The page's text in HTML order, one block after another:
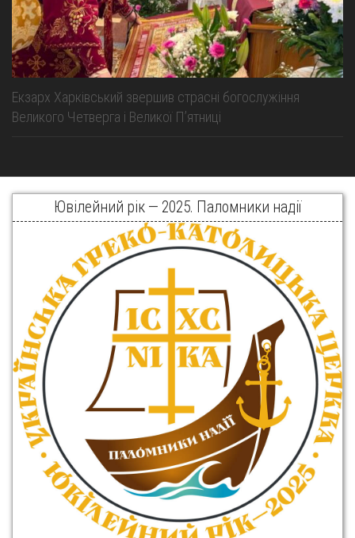
Екзарх Харківський звершив страсні богослужіння
Великого Четверга і Великої Пʼятниці
Ювілейний рік — 2025. Паломники надії